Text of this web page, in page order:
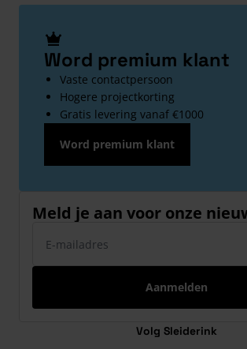
Word premium klant
Vaste contactpersoon
Hogere projectkorting
Gratis levering vanaf €1000
Word premium klant
Meld je aan voor onze
Aanmelden
Volg Sleiderink